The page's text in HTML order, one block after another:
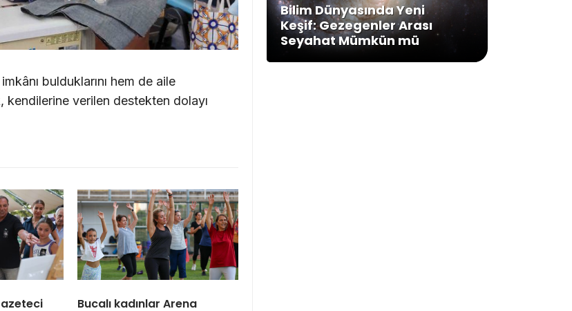
bulduklarını hem de aile
kendilerine verilen destekten dolayı
Bucalı kadınlar Arena
Bilim Dünyasında Yeni
Keşif: Gezegenler Arası
Seyahat Mümkün mü